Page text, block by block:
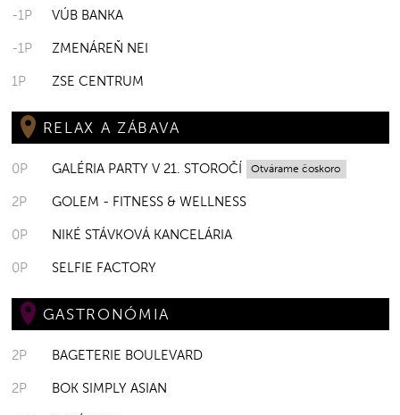
-1P VÚB BANKA
-1P ZMENÁREŇ NEI
1P ZSE CENTRUM
RELAX A ZÁBAVA
0P GALÉRIA PARTY V 21. STOROČÍ Otvárame čoskoro
2P GOLEM - FITNESS & WELLNESS
0P NIKÉ STÁVKOVÁ KANCELÁRIA
0P SELFIE FACTORY
GASTRONÓMIA
2P BAGETERIE BOULEVARD
2P BOK SIMPLY ASIAN